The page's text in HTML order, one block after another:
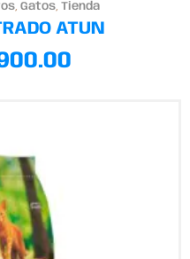
, Gatos, Tienda
ATUN